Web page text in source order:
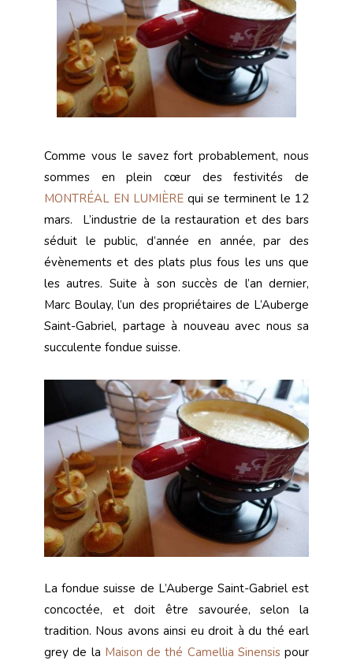
Comme vous le savez fort probablement, nous
sommes en plein cœur des festivités de
MONTRÉAL EN LUMIÈRE qui se terminent le 12
mars. L’industrie de la restauration et des bars
séduit le public, d’année en année, par des
évènements et des plats plus fous les uns que
les autres. Suite à son succès de l’an dernier,
Marc Boulay, l’un des propriétaires de L’Auberge
Saint-Gabriel, partage à nouveau avec nous sa
succulente fondue suisse.
La fondue suisse de L’Auberge Saint-Gabriel est
concoctée, et doit être savourée, selon la
tradition. Nous avons ainsi eu droit à du thé earl
grey de la Maison de thé Camellia Sinensispour